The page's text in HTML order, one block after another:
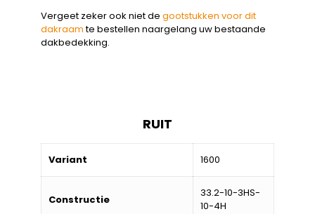
Vergeet zeker ook niet de gootstukken voor dit
dakraamte bestellen naargelang uw bestaande
dakbedekking.
RUIT
Variant 1600
Constructie
33.2-10-3HS-
10-4H